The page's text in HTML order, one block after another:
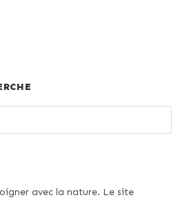
avec la nature. Le site